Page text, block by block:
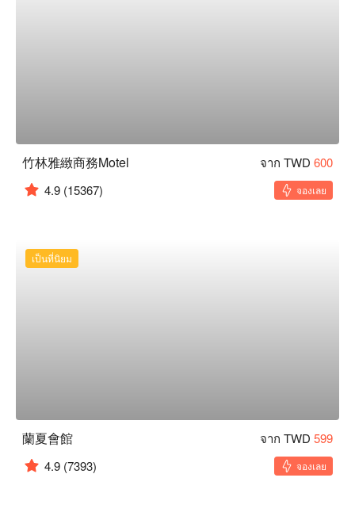
竹林雅緻商務Motel จาก TWD 600
4.9 (15367) จองเลย
เป็นที่นิยม
蘭夏會館 จาก TWD 599
4.9 (7393) จองเลย